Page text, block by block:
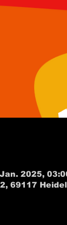
2025,
69117